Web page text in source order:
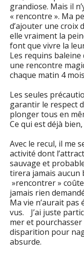
grandiose. Mais il
« rencontre ». Ma
d’ajouter une croix
elle vraiment la
font que vivre la
Les requins baleine
une rencontre
chaque matin 4
Les seules
garantir le respect
plonger tous en
Ce qui est déjà
Avec le recul, il me
activité dont
sauvage et
tirera jamais aucun
»rencontrer »
jamais rien
Ma vie n’aurait pas
vus. J’ai juste
mer et
disparition pour
absurde.